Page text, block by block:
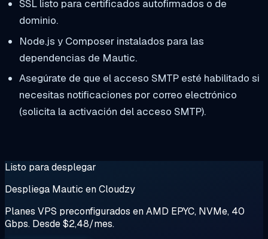
SSL listo para certificados autofirmados o de
dominio.
Node.js y Composer instalados para las
dependencias de Mautic.
Asegúrate de que el acceso SMTP esté habilitado si
necesitas notificaciones por correo electrónico
(solicita la activación del acceso SMTP).
Listo para desplegar
Despliega Mautic en Cloudzy
Planes VPS preconfigurados en AMD EPYC, NVMe, 40
Gbps. Desde $2,48/mes.